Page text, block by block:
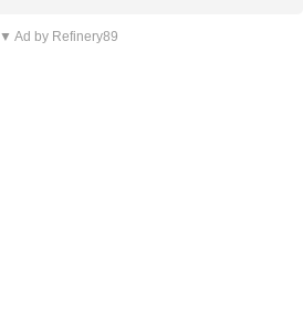
▼ Ad by Refinery89